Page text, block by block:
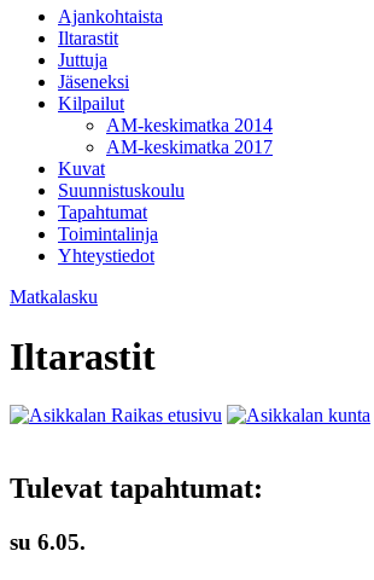
Ajankohtaista
Iltarastit
Juttuja
Jäseneksi
Kilpailut
AM-keskimatka 2014
AM-keskimatka 2017
Kuvat
Suunnistuskoulu
Tapahtumat
Toimintalinja
Yhteystiedot
Matkalasku
Iltarastit
Tulevat tapahtumat:
su 6.05.